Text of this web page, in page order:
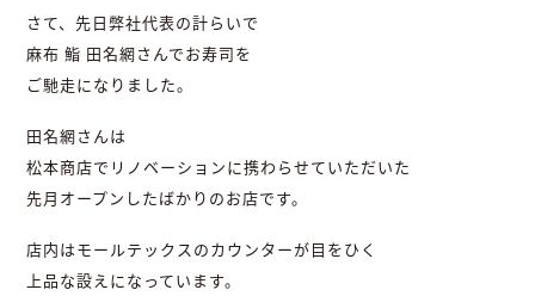
さて、先日弊社代表の計らいで
麻布 鮨 田名網さんでお寿司を
ご馳走になりました。
田名網さんは
松本商店でリノベーションに携わらせていただいた
先月オープンしたばかりのお店です。
店内はモールテックスのカウンターが目をひく
上品な設えになっています。